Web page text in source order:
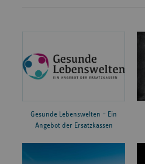
Gesunde Lebenswelten – Ein
Angebot der Ersatzkassen